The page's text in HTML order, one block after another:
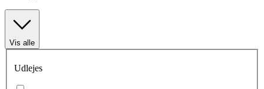
Vis alle
Udlejes